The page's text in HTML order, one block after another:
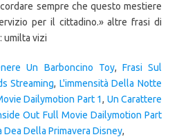
sempre che questo mestiere
per il cittadino.» altre frasi di
umilta vizi
Un Barboncino Toy, Frasi Sul
Streaming, L'immensità Della Notte
Dailymotion Part 1, Un Carattere
Out Full Movie Dailymotion Part
Dea Della Primavera Disney,